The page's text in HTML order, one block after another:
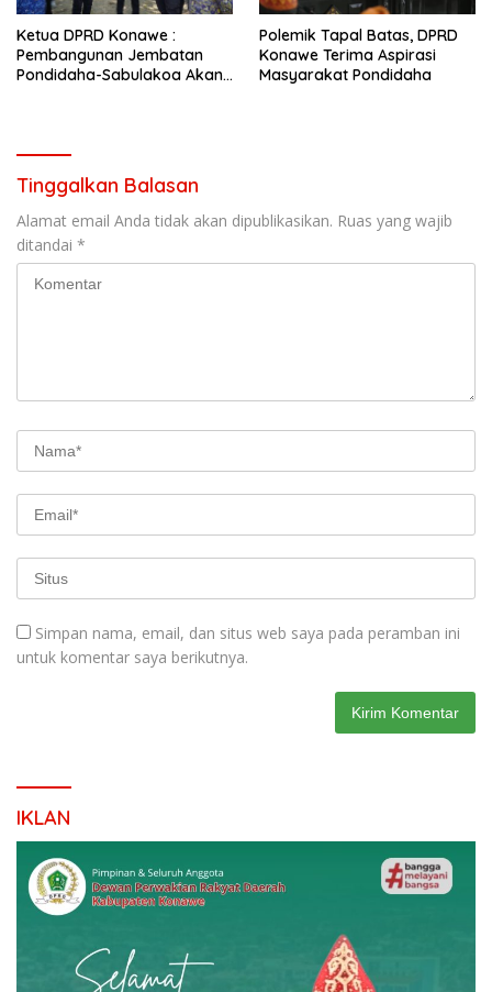
Ketua DPRD Konawe :
Pembangunan Jembatan
Pondidaha-Sabulakoa Akan
Polemik Tapal Batas, DPRD
Konawe Terima Aspirasi
Masyarakat Pondidaha
Tinggalkan Balasan
Alamat email Anda tidak akan dipublikasikan. Ruas yang wajib
ditandai *
Simpan nama, email, dan situs web saya pada peramban ini
untuk komentar saya berikutnya.
IKLAN